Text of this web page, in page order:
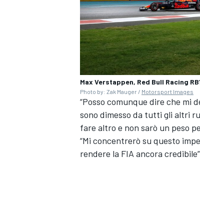
Max Verstappen, Red Bull Racing
Photo by: Zak Mauger / Motorsport Images
“Posso comunque dire che mi
sono dimesso da tutti gli altri
fare altro e non sarò un peso
“Mi concentrerò su questo
rendere la FIA ancora